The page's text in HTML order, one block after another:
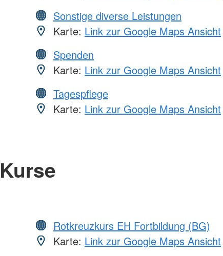
Sonstige diverse Leistungen
Karte: Link zur Google Maps Ansicht
Spenden
Karte: Link zur Google Maps Ansicht
Tagespflege
Karte: Link zur Google Maps Ansicht
Kurse
Rotkreuzkurs EH Fortbildung (BG)
Karte: Link zur Google Maps Ansicht